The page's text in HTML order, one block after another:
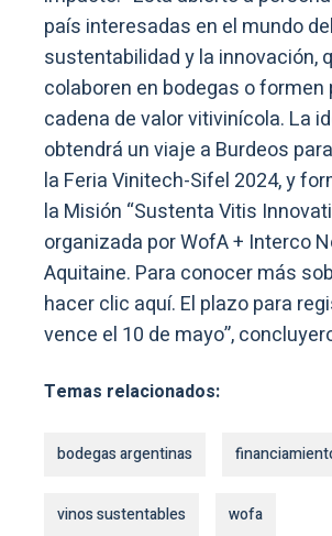
país interesadas en el mundo
sustentabilidad y la innovación,
colaboren en bodegas o formen
cadena de valor vitivinícola. La
obtendrá un viaje a Burdeos
la Feria Vinitech-Sifel 2024, y
la Misión “Sustenta Vitis
organizada por WofA + Interco
Aquitaine. Para conocer más
hacer clic aquí. El plazo para
vence el 10 de mayo”,
Temas relacionados:
bodegas argentinas
vinos sustentables wofa